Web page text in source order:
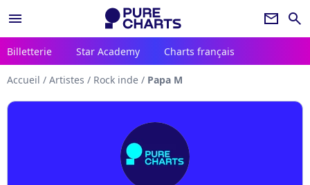
menu newsletter search
Billetterie Star Academy Charts français
Accueil / Artistes / Rock inde / Papa M